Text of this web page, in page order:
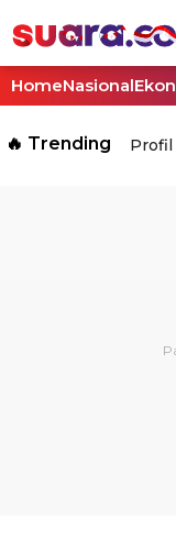
HomeNasional
🔥 Trending Profil